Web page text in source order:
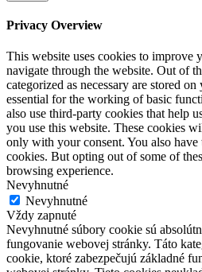
Privacy Overview
This website uses cookies to improve
navigate through the website. Out of
categorized as necessary are stored
essential for the working of basic
also use third-party cookies that help
you use this website. These cookies
only with your consent. You also
cookies. But opting out of some of
browsing experience.
Nevyhnutné
Nevyhnutné
Vždy zapnuté
Nevyhnutné súbory cookie sú
fungovanie webovej stránky. Táto
cookie, ktoré zabezpečujú základné